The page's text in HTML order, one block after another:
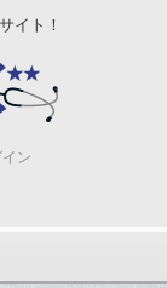
イト！
イン